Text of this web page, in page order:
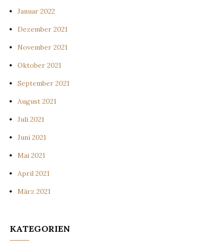
Januar 2022
Dezember 2021
November 2021
Oktober 2021
September 2021
August 2021
Juli 2021
Juni 2021
Mai 2021
April 2021
März 2021
KATEGORIEN